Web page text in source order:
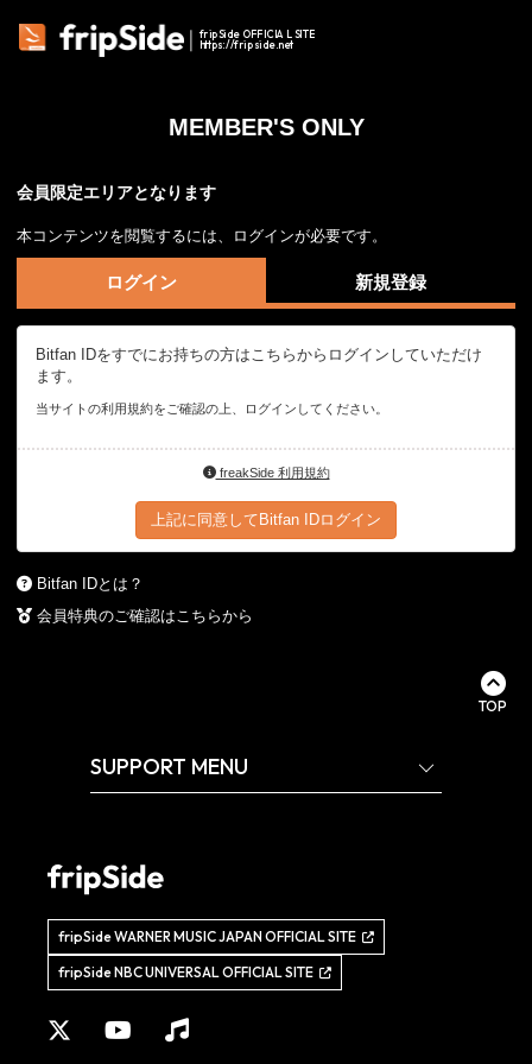
fripSide OFFICIAL SITE
https://fripside.net
MEMBER'S ONLY
会員限定エリアとなります
本コンテンツを閲覧するには、ログインが必要です。
ログイン 新規登録
Bitfan IDをすでにお持ちの方はこちらからログインしていただけ
ます。
当サイトの利用規約をご確認の上、ログインしてください。
freakSide 利用規約
上記に同意してBitfan IDログイン
Bitfan IDとは？
会員特典のご確認はこちらから
TOP
SUPPORT MENU
fripSide WARNER MUSIC JAPAN OFFICIAL SITE
fripSide NBC UNIVERSAL OFFICIAL SITE